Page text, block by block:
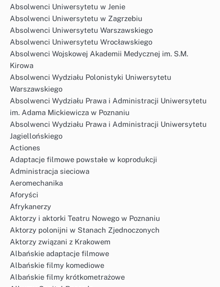
Absolwenci Uniwersytetu w Jenie
Absolwenci Uniwersytetu w Zagrzebiu
Absolwenci Uniwersytetu Warszawskiego
Absolwenci Uniwersytetu Wrocławskiego
Absolwenci Wojskowej Akademii Medycznej im. S.M.
Kirowa
Absolwenci Wydziału Polonistyki Uniwersytetu
Warszawskiego
Absolwenci Wydziału Prawa i Administracji Uniwersytetu
im. Adama Mickiewicza w Poznaniu
Absolwenci Wydziału Prawa i Administracji Uniwersytetu
Jagiellońskiego
Actiones
Adaptacje filmowe powstałe w koprodukcji
Administracja sieciowa
Aeromechanika
Aforyści
Afrykanerzy
Aktorzy i aktorki Teatru Nowego w Poznaniu
Aktorzy polonijni w Stanach Zjednoczonych
Aktorzy związani z Krakowem
Albańskie adaptacje filmowe
Albańskie filmy komediowe
Albańskie filmy krótkometrażowe